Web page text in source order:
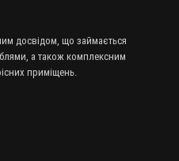
досвідом, що займається
а також комплексним
приміщень.